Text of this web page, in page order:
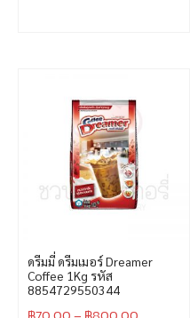
ดรีมมี่ ดรีมเมอร์ Dreamer
Coffee 1Kg รหัส
8854729550344